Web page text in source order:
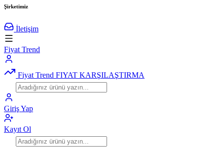
Şirketimiz
İletişim
Fiyat Trend
Fiyat Trend FIYAT KARŞILAŞTIRMA
Giriş Yap
Kayıt Ol